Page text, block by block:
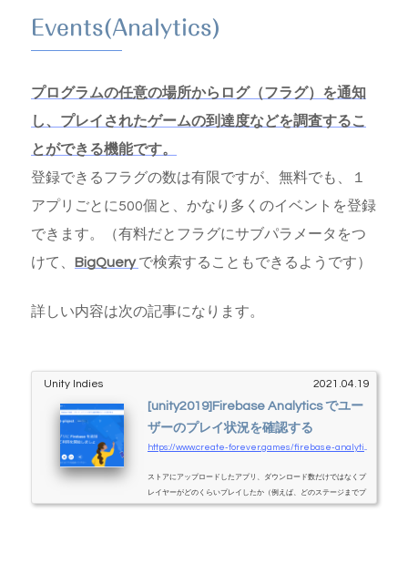
ル」をダ...
Events(Analytics)
プログラムの任意の場所からログ（フラグ）を通知
し、プレイされたゲームの到達度などを調査するこ
とができる機能です。
登録できるフラグの数は有限ですが、無料でも、１
アプリごとに500個と、かなり多くのイベントを登録
できます。（有料だとフラグにサブパラメータをつ
けて、 BigQueryで検索することもできるようです）
詳しい内容は次の記事になります。
Unity Indies 2021.04.19
[unity2019]Firebase Analytics でユー
ザーのプレイ状況を確認する
ストアにアップロードしたアプリ、ダウンロード数だけではなくプ
レイヤーがどのくらいプレイしたか（例えば、どのステージまでプ
レイしたか、レベルいくつまで上げたか、など）確認したい。そん